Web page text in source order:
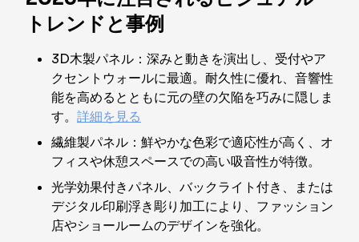
トレンドと事例
3D木製パネル：深みと動きを演出し、受付やア
クセントウォールに最適。耐久性に優れ、音響性
能を高めるとともに元の壁の欠陥を巧みに隠しま
す。 詳細を見る
繊維製パネル：鮮やかな色彩で適応性が高く、オ
フィスや休憩スペースでの高い吸音性が特徴。
光学効果付きパネル、バックライト付き、または
デジタル印刷浮き彫り加工により、ファッション
店やショールームのデザインを強化。